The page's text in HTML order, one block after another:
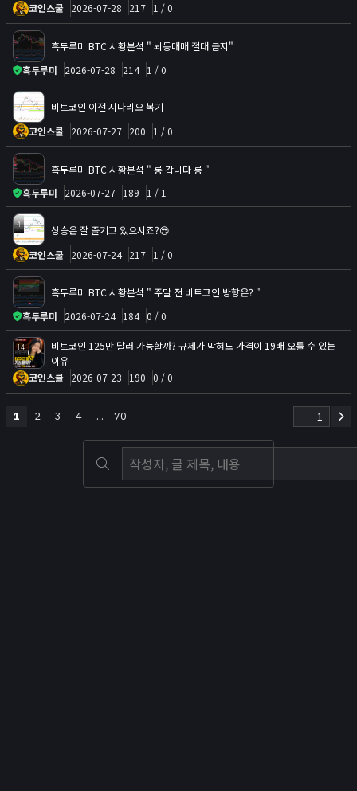
코인스쿨 2026-07-28 217 1 / 0
흑두루미 BTC 시황분석 " 뇌동매매 절대 금지"
흑두루미
2026-07-28 214 1 / 0
비트코인 이전 시나리오 복기
코인스쿨 2026-07-27 200 1 / 0
흑두루미 BTC 시황분석 " 롱 갑니다 롱 "
흑두루미
2026-07-27 189 1 / 1
4
상승은 잘 즐기고 있으시죠?😎
코인스쿨 2026-07-24 217 1 / 0
흑두루미 BTC 시황분석 " 주말 전 비트코인 방향은? "
흑두루미
2026-07-24 184 0 / 0
14
비트코인 125만 달러 가능할까? 규제가 막혀도 가격이 19배 오를 수 있는
이유
코인스쿨 2026-07-23 190 0 / 0
1 2 3 4 ... 70